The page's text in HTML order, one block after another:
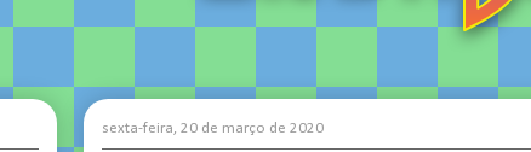
sexta-feira, 20 de março de 2020